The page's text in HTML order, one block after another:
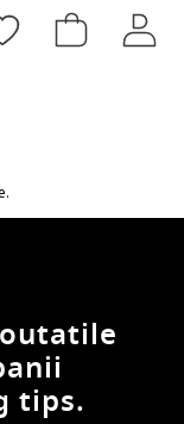
tips.